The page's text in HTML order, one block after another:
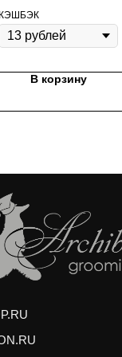
КЭШБЭК
В корзину
интимных зон и хвоста
желанию
опытными стажерами
времени, но
на сумму от 3000
в любом зоосалоне
по адресам:
ул. Усиевича 17
пр. Вернадского 27/1